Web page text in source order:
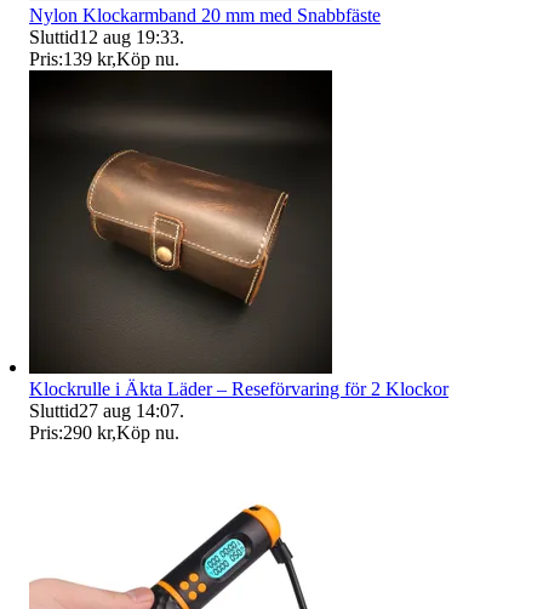
Nylon Klockarmband 20 mm med Snabbfäste
Sluttid12 aug 19:33.
Pris:139 kr,Köp nu.
Klockrulle i Äkta Läder – Reseförvaring för 2 Klockor
Sluttid27 aug 14:07.
Pris:290 kr,Köp nu.